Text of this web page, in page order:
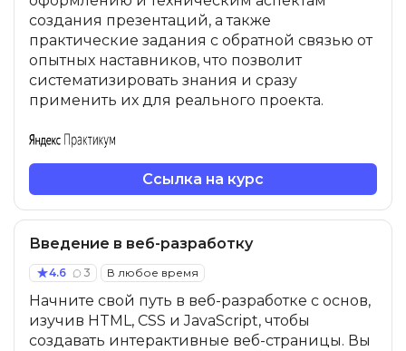
создания презентаций, а также
практические задания с обратной связью от
опытных наставников, что позволит
систематизировать знания и сразу
применить их для реального проекта.
Ссылка на курс
Введение в веб-разработку
4.6 3 В любое время
Начните свой путь в веб-разработке с основ,
изучив HTML, CSS и JavaScript, чтобы
создавать интерактивные веб-страницы. Вы